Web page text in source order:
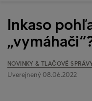
Inkaso
NOVINKY & TLAČOVÉ
Uverejnený 08.06.2022